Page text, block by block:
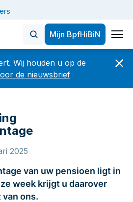
Mijn BpfHiBiN
Nieuws
Plan uw pensioen
Hoeveel en wanneer
Verandering in werk of privé
Uw gegevens
veranderingen in uw
op 1 oktober 2026
Nieuwsbrief
Wij houden u op de
de nieuwsbrief
2025
van uw pensioen ligt in
week krijgt u daarover
ons.